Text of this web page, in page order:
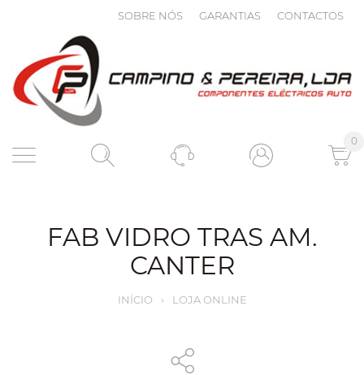
SOBRE NÓS GARANTIAS CONTACTOS
0
FAB VIDRO TRAS AM.
CANTER
INÍCIO › LOJA ONLINE